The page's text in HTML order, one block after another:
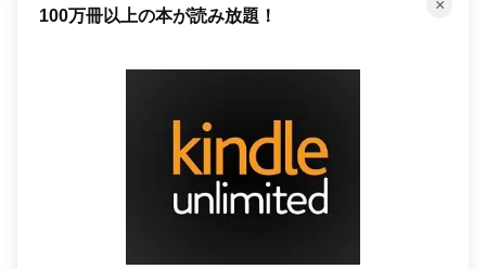
×
100万冊以上の本が読み放題！